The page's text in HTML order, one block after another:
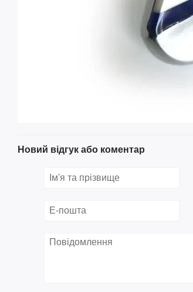
Новий відгук або коментар